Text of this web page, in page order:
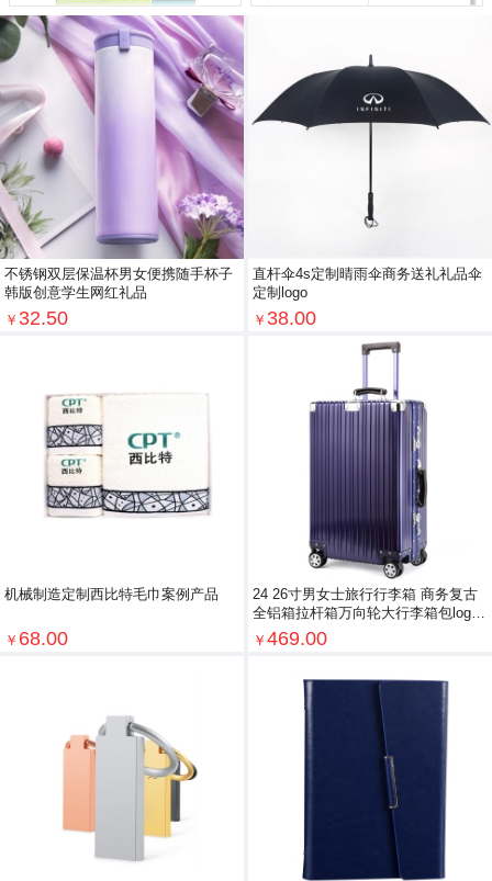
不锈钢双层保温杯男女便携随手杯子
韩版创意学生网红礼品
￥ 32.50
直杆伞4s定制晴雨伞商务送礼礼品伞
定制logo
￥ 38.00
机械制造定制西比特毛巾案例产品
￥ 68.00
24 26寸男女士旅行行李箱 商务复古
全铝箱拉杆箱万向轮大行李箱包logo
定制
￥ 469.00